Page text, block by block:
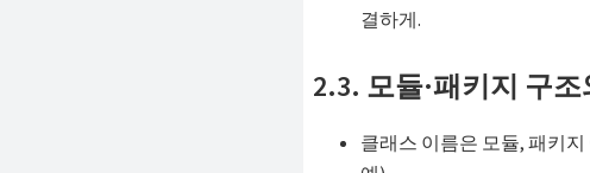
결하게.
2.3. 모듈·패키지 구
클래스 이름은 모듈, 패키